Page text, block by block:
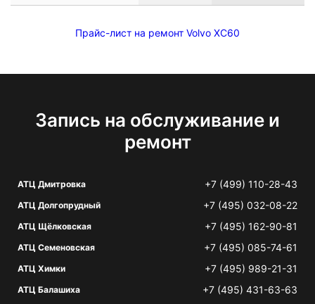
Прайс-лист на ремонт Volvo XC60
Запись на обслуживание и
ремонт
АТЦ Дмитровка +7 (499) 110-28-43
АТЦ Долгопрудный +7 (495) 032-08-22
АТЦ Щёлковская +7 (495) 162-90-81
АТЦ Семеновская +7 (495) 085-74-61
АТЦ Химки +7 (495) 989-21-31
АТЦ Балашиха +7 (495) 431-63-63